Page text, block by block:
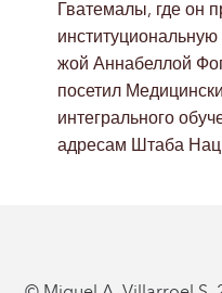
Гватемалы, где он
институциональную
жой Аннабеллой
посетил
интегрального
адресам Штаба